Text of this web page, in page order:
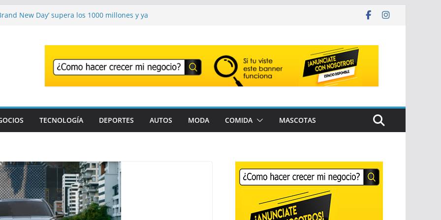
New Day’ es una película estupenda
un error demasiado habitual en Marvel
una de las películas más taquilleras de
adiós a Franco Baresi, en un funeral
Milán
el Festival que transforma los
una experiencia musical irrepetible: Corona
son detenidos en un solo día en
Estados Unidos; intensifican operativos de
TECNOLOGÍA DEPORTES AUTOS MODA COMIDA MASCOTAS